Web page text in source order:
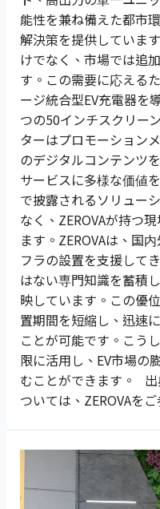
能性を兼ね備えた都市
解決策を提供していま
けでなく、市場では追
す。この需要に応える
ージ統合型EV充電器を
つの50インチスクリー
ターはプロモーション
のデジタルコンテンツ
サービスに多様な価値
で披露されるソリュー
なく、ZEROVAが持つ
ます。ZEROVAは、国
フラの設置を支援して
はない専門知識を蓄積
映しています。この優
置期間を短縮し、迅速
ことが可能です。こう
限に活用し、EV市場の
むことができます。
ついては、ZEROVAを